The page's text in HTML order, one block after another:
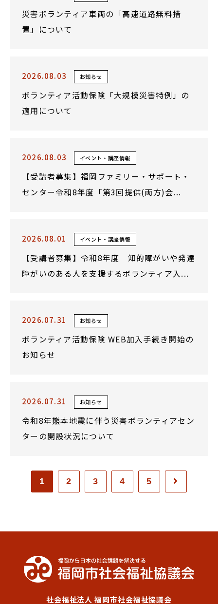
災害ボランティア車両の「高速道路無料措
置」について
2026.08.03 お知らせ
ボランティア活動保険「大規模災害特例」の
適用について
2026.08.03 イベント・講座情報
【受講者募集】福岡ファミリー・サポート・
センター令和8年度「第3回提供(両方)会...
2026.08.01 イベント・講座情報
【受講者募集】令和8年度 知的障がいや発達
障がいのある人を支援するボランティア入...
2026.07.31 お知らせ
ボランティア活動保険 WEB加入手続き開始の
お知らせ
2026.07.31 お知らせ
令和8年熊本地震に伴う災害ボランティアセン
ターの開設状況について
1 2 3 4 5
社会福祉法人 福岡市社会福祉協議会